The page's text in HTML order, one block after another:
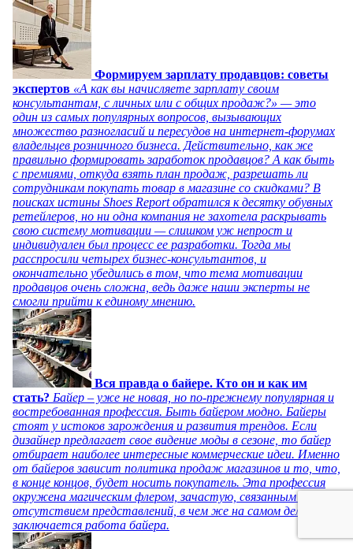
Формируем зарплату продавцов: советы
экспертов «А как вы начисляете зарплату своим
консультантам, с личных или с общих продаж?» — это
один из самых популярных вопросов, вызывающих
множество разногласий и пересудов на интернет-форумах
владельцев розничного бизнеса. Действительно, как же
правильно формировать заработок продавцов? А как быть
с премиями, откуда взять план продаж, разрешать ли
сотрудникам покупать товар в магазине со скидками? В
поисках истины Shoes Report обратился к десятку обувных
ретейлеров, но ни одна компания не захотела раскрывать
свою систему мотивации — слишком уж непрост и
индивидуален был процесс ее разработки. Тогда мы
расспросили четырех бизнес-консультантов, и
окончательно убедились в том, что тема мотивации
продавцов очень сложна, ведь даже наши эксперты не
смогли прийти к единому мнению.
Вся правда о байере. Кто он и как им
стать? Байер – уже не новая, но по-прежнему популярная и
востребованная профессия. Быть байером модно. Байеры
стоят у истоков зарождения и развития трендов. Если
дизайнер предлагает свое видение моды в сезоне, то байер
отбирает наиболее интересные коммерческие идеи. Именно
от байеров зависит политика продаж магазинов и то, что,
в конце концов, будет носить покупатель. Эта профессия
окружена магическим флером, зачастую, связанным с
отсутствием представлений, в чем же на самом деле
заключается работа байера.